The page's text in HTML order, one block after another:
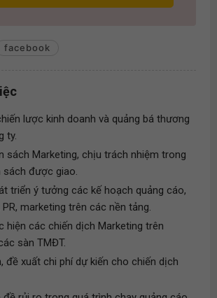
facebook
lược kinh doanh và quảng bá thương
ty.
sách Marketing, chịu trách nhiệm trong
sách được giao.
triển ý tưởng các kế hoạch quảng cáo,
marketing trên các nền tảng.
hiện các chiến dịch Marketing trên
sàn TMĐT.
đề xuất chi phí dự kiến cho chiến dịch